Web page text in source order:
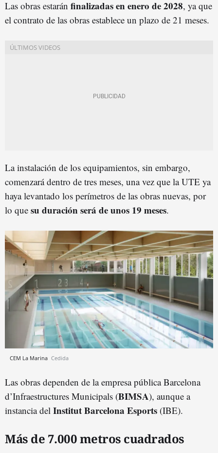
Las obras estarán finalizadas en enero de 2028, ya que
el contrato de las obras establece un plazo de 21 meses.
La instalación de los equipamientos, sin embargo,
comenzará dentro de tres meses, una vez que la UTE ya
haya levantado los perímetros de las obras nuevas, por
lo que su duración será de unos 19 meses.
CEM La Marina Cedida
Las obras dependen de la empresa pública Barcelona
d’Infraestructures Municipals (BIMSA), aunque a
instancia del Institut Barcelona Esports (IBE).
Más de 7.000 metros cuadrados